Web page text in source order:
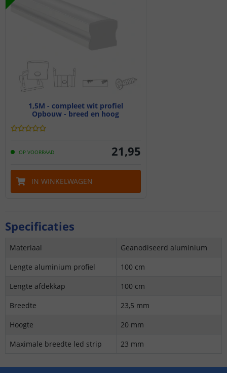
1,5M - compleet wit profiel
Opbouw - breed en hoog
OP VOORRAAD 21,95
IN WINKELWAGEN
Specificaties
Materiaal
Geanodiseerd aluminium
Lengte aluminium profiel
100 cm
Lengte afdekkap
100 cm
Breedte
23,5 mm
Hoogte
20 mm
Maximale breedte led strip
23 mm